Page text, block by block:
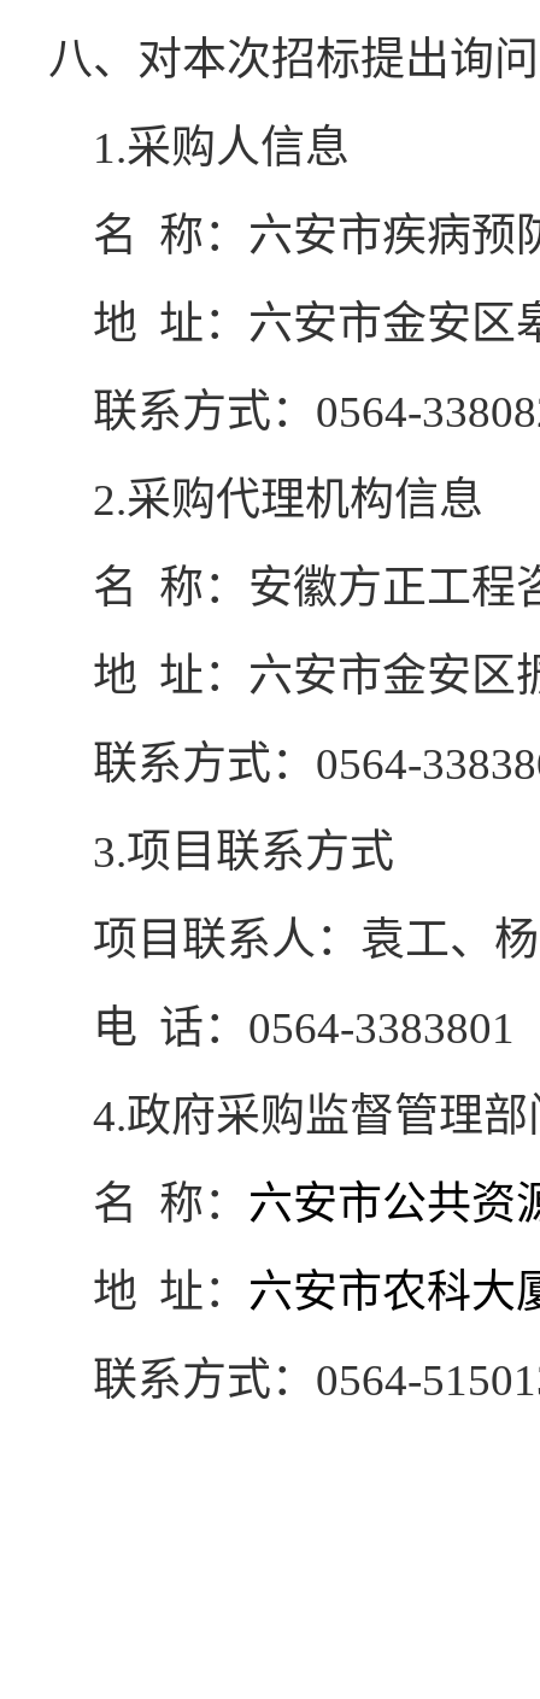
八、对本次招标提出询
1.采购人信息
名 称：六安市疾病预
地 址： 六安市金安区
联系方式： 0564-
2.采购代理机构信息
名 称：安徽方正工程
地 址： 六安市金安区
联系方式： 0564-
3.项目联系方式
项目联系人：袁工、
电 话： 0564-3383801
4.政府采购监督管理
名 称： 六安市公共资
地 址： 六安市农科大
联系方式： 0564-